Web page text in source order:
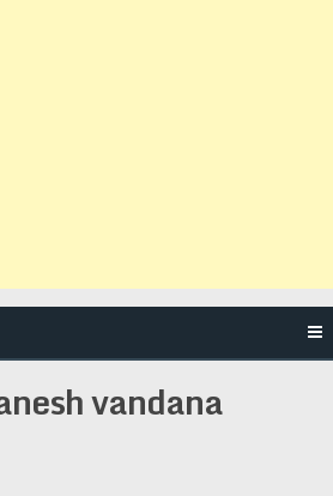
vandana